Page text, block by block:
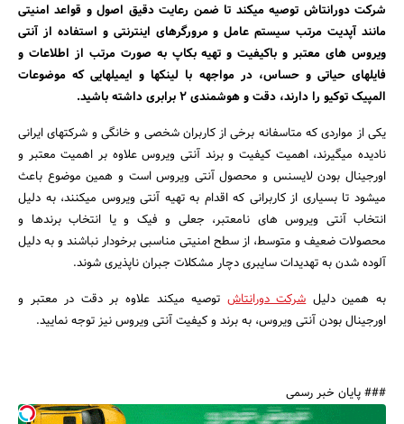
جستجو
شرکت دورانتاش توصیه میکند تا ضمن رعایت دقیق اصول و قواعد امنیتی
مانند آپدیت مرتب سیستم عامل و مرورگرهای اینترنتی و استفاده از آنتی
ویروس های معتبر و باکیفیت و تهیه بکاپ به صورت مرتب از اطلاعات و
فایلهای حیاتی و حساس، در مواجهه با لینکها و ایمیلهایی که موضوعات
المپیک توکیو را دارند، دقت و هوشمندی 2 برابری داشته باشید.
یکی از مواردی که متاسفانه برخی از کاربران شخصی و خانگی و شرکتهای ایرانی
نادیده میگیرند، اهمیت کیفیت و برند آنتی ویروس علاوه بر اهمیت معتبر و
اورجینال بودن لایسنس و محصول آنتی ویروس است و همین موضوع باعث
میشود تا بسیاری از کاربرانی که اقدام به تهیه آنتی ویروس میکنند، به دلیل
انتخاب آنتی ویروس های نامعتبر، جعلی و فیک و یا انتخاب برندها و
محصولات ضعیف و متوسط، از سطح امنیتی مناسبی برخودار نباشند و به دلیل
آلوده شدن به تهدیدات سایبری دچار مشکلات جبران ناپذیری شوند.
به همین دلیلشرکت دورانتاش توصیه میکند علاوه بر دقت در معتبر و
اورجینال بودن آنتی ویروس، به برند و کیفیت آنتی ویروس نیز توجه نمایید.
### پایان خبر رسمی